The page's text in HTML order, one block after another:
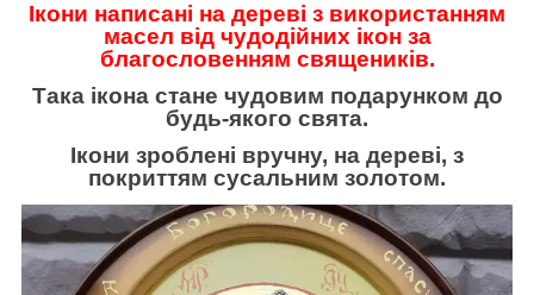
Ікони написані на дереві з використанням
масел від чудодійних ікон за
благословенням священиків.
Така ікона стане чудовим подарунком до
будь-якого свята.
Ікони зроблені вручну, на дереві, з
покриттям сусальним золотом.